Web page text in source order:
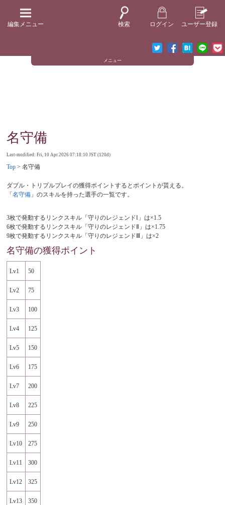
編集メニュー 検索 ログイン ユーザー登録
メニュー
名守備
Last-modified: Fri, 10 Apr 2026 07:18:10 JST (120d)
Top > 名守備
ダブル・トリプルプレイの獲得ポイントするとポイントが貰える。
「名守備 」のスキルを持った選手の一覧です。
3枚で発動するリンクスキル「守りのレジェンドⅠ」は×1.5
6枚で発動するリンクスキル「守りのレジェンドⅡ」は×1.75
9枚で発動するリンクスキル「守りのレジェンドⅢ」は×2
名守備の獲得ポイント
Lv1 50
Lv2 75
Lv3 100
Lv4 125
Lv5 150
Lv6 175
Lv7 200
Lv8 225
Lv9 250
Lv10 275
Lv11 300
Lv12 325
Lv13 350